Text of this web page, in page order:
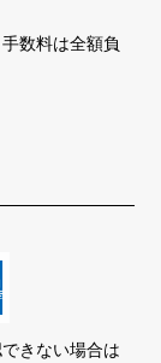
数料は全額負
きない場合は